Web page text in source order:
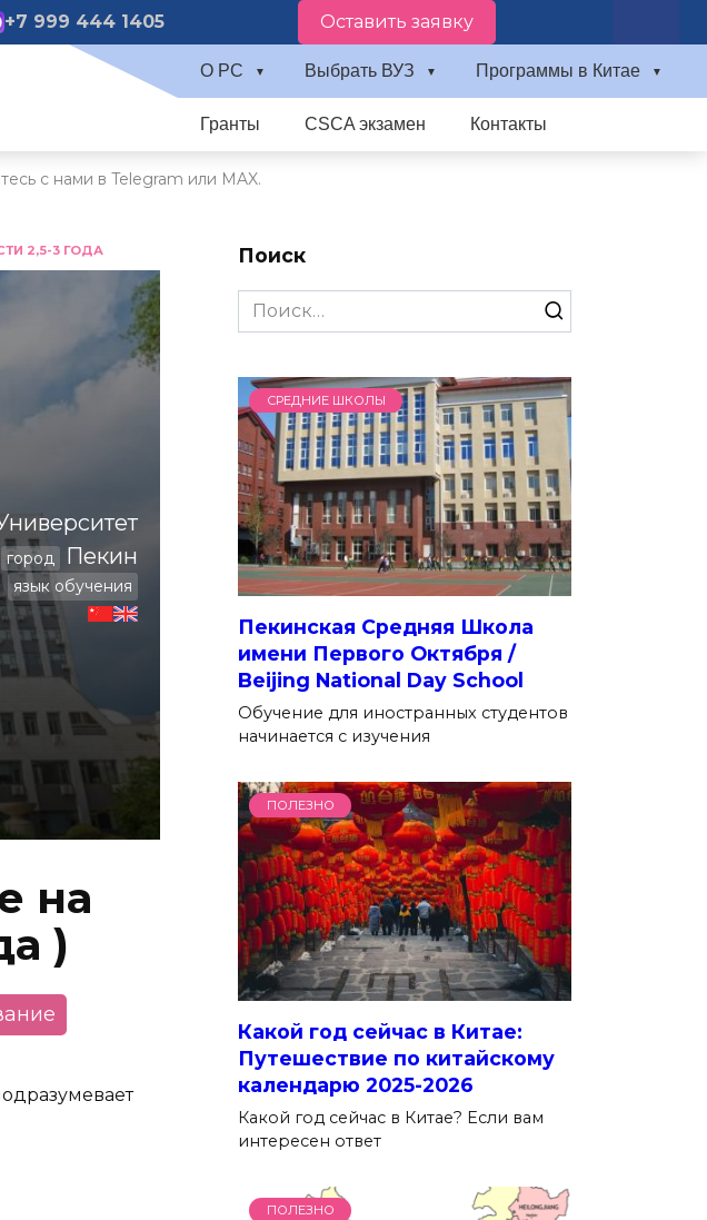
+7 999 444 1405 Оставить заявку
О PC Выбрать ВУЗ Программы в Китае
Гранты CSCA экзамен Контакты
с нами в Telegram или MAX.
2,5-3 ГОДА
город Пекин
язык обучения
на
)
Поиск
Search
for:
СРЕДНИЕ ШКОЛЫ
Пекинская Средняя Школа
имени Первого Октября /
Beijing National Day School
Обучение для иностранных студентов
начинается с изучения
ПОЛЕЗНО
Какой год сейчас в Китае:
Путешествие по китайскому
календарю 2025-2026
Какой год сейчас в Китае? Если вам
интересен ответ
ПОЛЕЗНО